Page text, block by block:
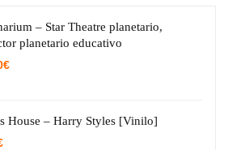
– Star Theatre planetario,
planetario educativo
€
House – Harry Styles [Vinilo]